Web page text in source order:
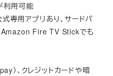
用可能
用アプリあり、サードパ
Amazon Fire TV Stickでも
）、クレジットカードや暗